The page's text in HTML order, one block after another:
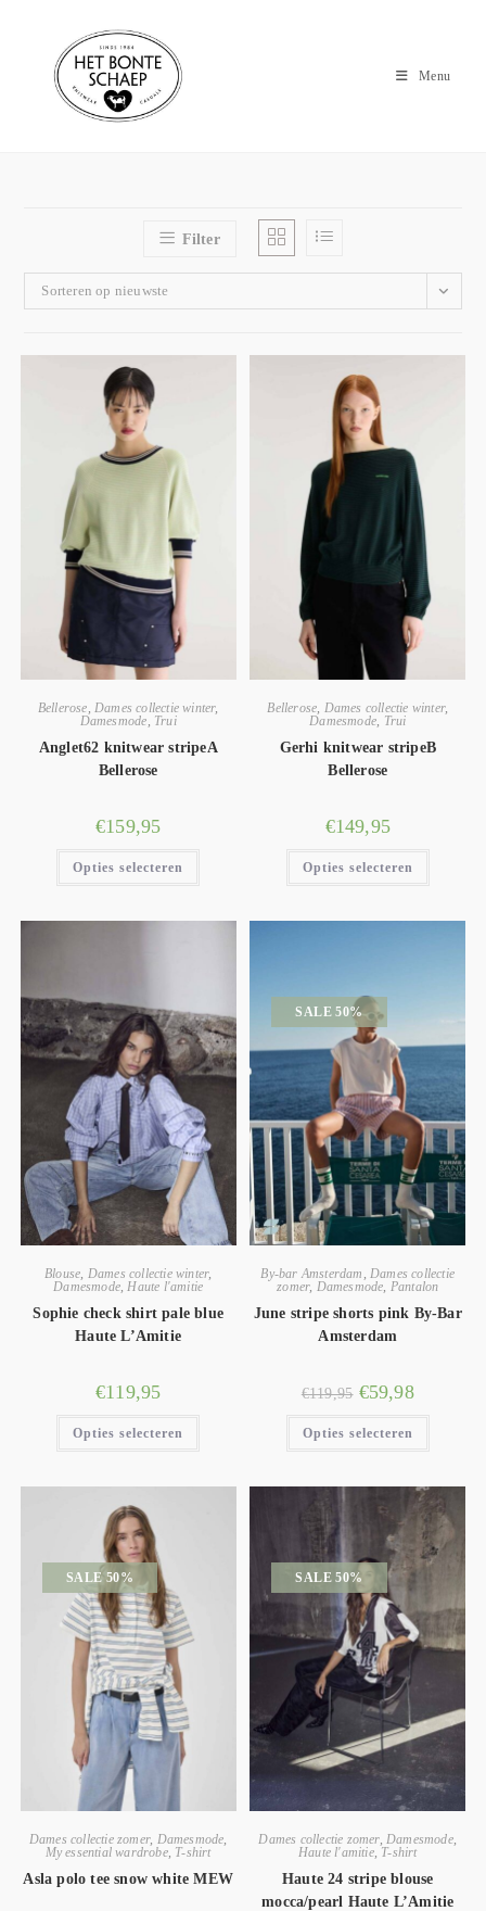
Menu
Filter
Sorteren op nieuwste
Bellerose Dames collectie winter,
Damesmode Trui
Anglet62 knitwear stripeA
Bellerose
€159,95
Opties selecteren
Bellerose Dames collectie winter,
Damesmode Trui
Gerhi knitwear stripeB
Bellerose
€149,95
Opties selecteren
Blouse Dames collectie winter,
Damesmode Haute l'amitie
Sophie check shirt pale blue
Haute L’Amitie
€119,95
Opties selecteren
SALE 50%
By-bar Amsterdam
Dames collectie
zomer, Damesmode Pantalon
June stripe shorts pink By-Bar
Amsterdam
€119,95 €59,98
Opties selecteren
SALE 50%
Dames collectie zomer, Damesmode,
My essential wardrobe, T-shirt
Asla polo tee snow white MEW
SALE 50%
Dames collectie zomer,Damesmode,
Haute l'amitie, T-shirt
Haute 24 stripe blouse
mocca/pearl Haute L’Amitie